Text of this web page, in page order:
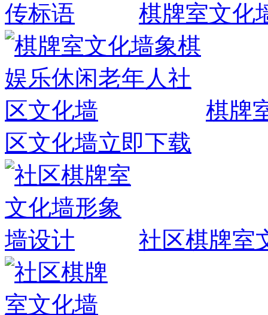
棋牌室文化
棋牌
区文化墙立即下载
社区棋牌室